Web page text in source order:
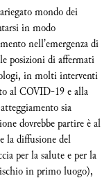
mondo dei
in modo
nell’emergenza di
posizioni di affermati
in molti interventi
al COVID-19 e alla
sia
dovrebbe partire è al
la diffusione del
per la salute e per la
in primo luogo),